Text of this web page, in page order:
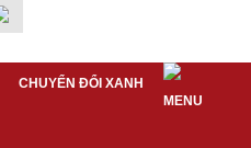
CHUYỂN ĐỔI XANH